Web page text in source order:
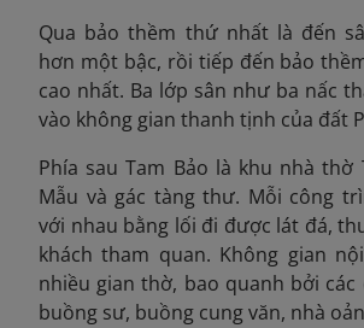
Qua bảo thềm thứ nhất là đến
hơn một bậc, rồi tiếp đến bảo
cao nhất. Ba lớp sân như ba nấc
vào không gian thanh tịnh của đất
Phía sau Tam Bảo là khu nhà thờ
Mẫu và gác tàng thư. Mỗi công
với nhau bằng lối đi được lát đá,
khách tham quan. Không gian
nhiều gian thờ, bao quanh bởi
buồng sư, buồng cung văn, nhà